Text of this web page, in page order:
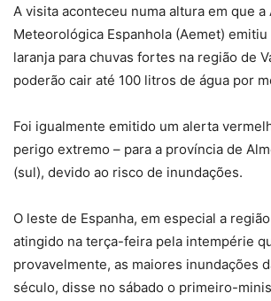
A visita aconteceu numa altura em que a
Meteorológica Espanhola (Aemet)
laranja para chuvas fortes na região de
poderão cair até 100 litros de água por
Foi igualmente emitido um alerta
perigo extremo – para a província de
(sul), devido ao risco de inundações.
O leste de Espanha, em especial a
atingido na terça-feira pela intempérie
provavelmente, as maiores inundações
século, disse no sábado o primeiro-